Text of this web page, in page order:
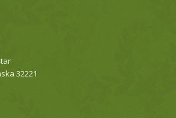
32221